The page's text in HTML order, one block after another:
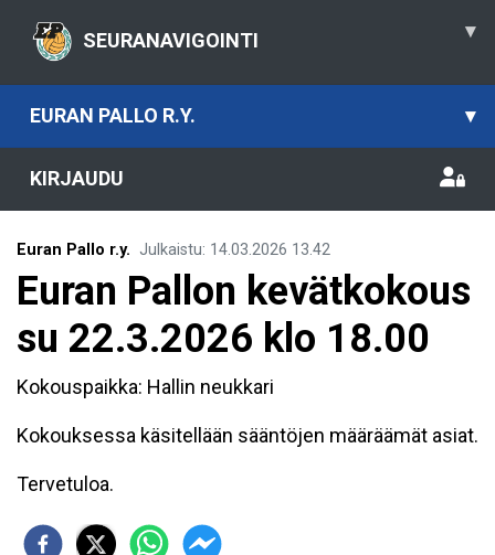
SEURANAVIGOINTI ▾
EURAN PALLO R.Y. ▾
KIRJAUDU
Euran Pallo r.y. Julkaistu: 14.03.2026 13.42
Euran Pallon kevätkokous
su 22.3.2026 klo 18.00
Kokouspaikka: Hallin neukkari
Kokouksessa käsitellään sääntöjen määräämät asiat.
Tervetuloa.